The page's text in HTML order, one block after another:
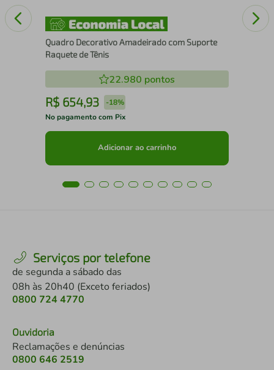
Quadro Decorativo Amadeirado com Suporte
Raquete de Tênis
22.980 pontos
R$ 654,93 -18%
No pagamento com Pix
Adicionar ao carrinho
Serviços por telefone
de segunda a sábado das
08h às 20h40 (Exceto feriados)
0800 724 4770
Ouvidoria
Reclamações e denúncias
0800 646 2519